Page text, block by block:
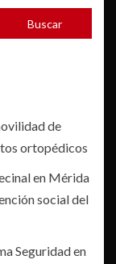
Buscar
de
ortopédicos
en Mérida
social del
Seguridad en